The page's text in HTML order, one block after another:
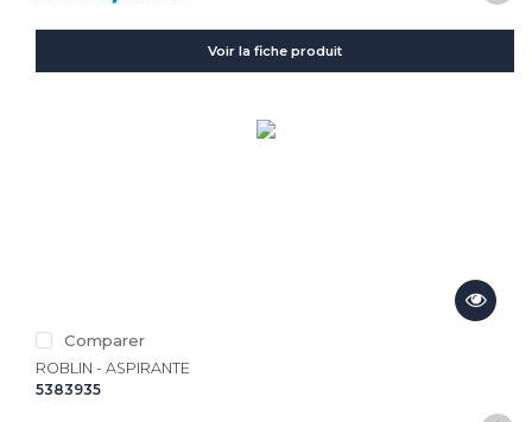
Voir la fiche produit
Comparer
ROBLIN - ASPIRANTE
5383935